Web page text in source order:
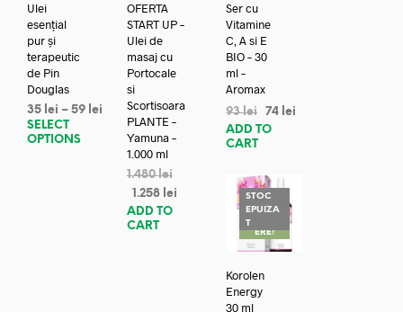
Ulei
esențial
pur și
terapeutic
de Pin
Douglas
35 lei – 59 lei
SELECT
OPTIONS
OFERTA
START UP –
Ulei de
masaj cu
Portocale
si
Scortisoara
PLANTE –
Yamuna –
1.000 ml
1.480lei
1.258 lei
ADD TO
CART
Ser cu
Vitamine
C, A si E
BIO – 30
ml –
Aromax
93lei 74 lei
ADD TO
CART
STOC
EPUIZA
TREDUC
ERE!
Korolen
Energy
30 ml